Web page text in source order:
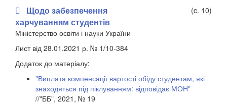
Щодо забезпечення
харчуванням студентів
(c. 10)
Міністерство освіти і науки України
Лист від 28.01.2021 р. № 1/10-384
Додаток до матеріалу:
"Виплата компенсації вартості обіду студентам, які
знаходяться під піклуванням: відповідає МОН"
//"ББ", 2021, № 19